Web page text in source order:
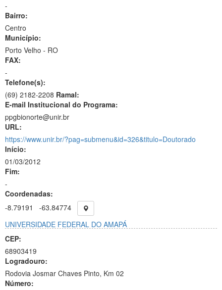
-
Bairro:
Centro
Município:
Porto Velho - RO
FAX:
-
Telefone(s):
(69) 2182-2208 Ramal:
E-mail Institucional do Programa:
ppgbionorte@unir.br
URL:
https://www.unir.br/?pag=submenu&id=326&titulo=Doutorado
Início:
01/03/2012
Fim:
-
Coordenadas:
-8.79191
-63.84774
UNIVERSIDADE FEDERAL DO AMAPÁ
CEP:
68903419
Logradouro:
Rodovia Josmar Chaves Pinto, Km 02
Número: